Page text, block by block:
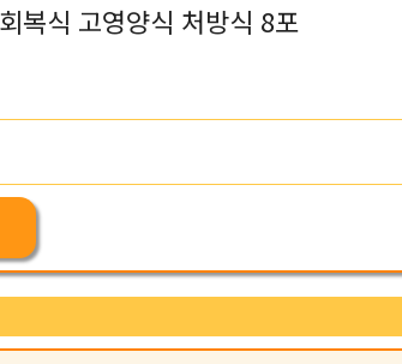
식 고영양식 처방식 8포